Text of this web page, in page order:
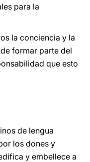
para la
la conciencia y la
formar parte del
que esto
de lengua
los dones y
y embellece a